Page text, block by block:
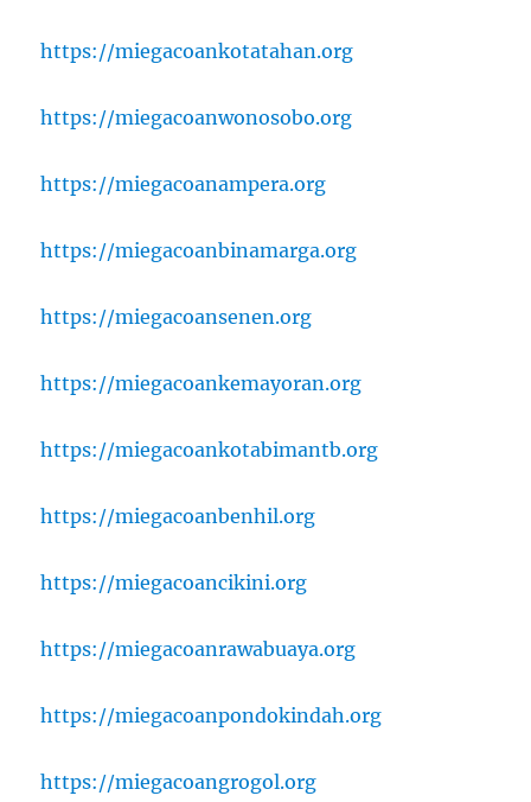
https://miegacoankotatahan.org
https://miegacoanwonosobo.org
https://miegacoanampera.org
https://miegacoanbinamarga.org
https://miegacoansenen.org
https://miegacoankemayoran.org
https://miegacoankotabimantb.org
https://miegacoanbenhil.org
https://miegacoancikini.org
https://miegacoanrawabuaya.org
https://miegacoanpondokindah.org
https://miegacoangrogol.org